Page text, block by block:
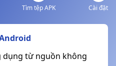
Tìm tệp APK Cài đặt
dụng từ nguồn không